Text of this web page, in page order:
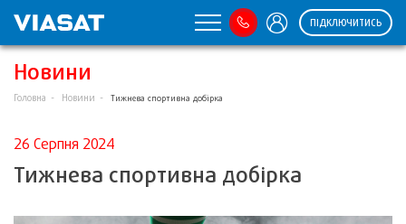
ПІДКЛЮЧИТИСЬ
Новини
Головна Новини Тижнева спортивна добірка
26 Серпня 2024
Тижнева спортивна добірка